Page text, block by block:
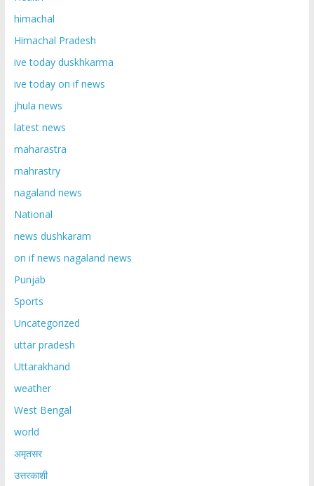
himachal
Himachal Pradesh
ive today duskhkarma
ive today on if news
jhula news
latest news
maharastra
mahrastry
nagaland news
National
news dushkaram
on if news nagaland news
Punjab
Sports
Uncategorized
uttar pradesh
Uttarakhand
weather
West Bengal
world
अमृतसर
उत्तरकाशी